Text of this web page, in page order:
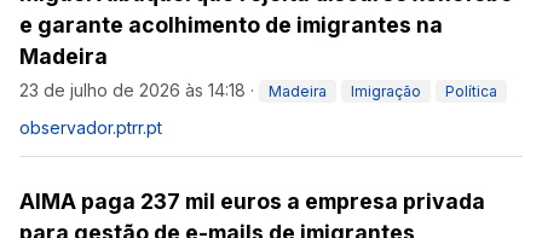
e garante acolhimento de imigrantes na
Madeira
23 de julho de 2026 às 14:18 · Madeira Imigração Política
observador.ptrr.pt
AIMA paga 237 mil euros a empresa privada
para gestão de e-mails de imigrantes